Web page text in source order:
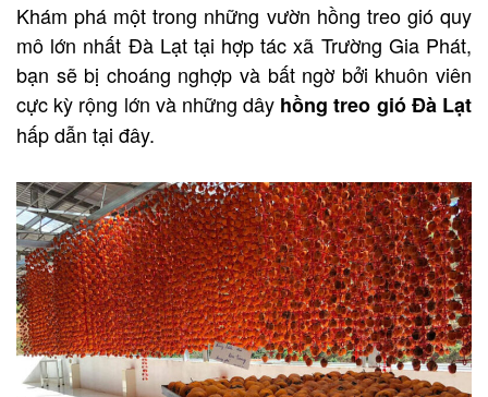
Khám phá một trong những vườn hồng treo gió quy
mô lớn nhất Đà Lạt tại hợp tác xã Trường Gia Phát,
bạn sẽ bị choáng nghợp và bất ngờ bởi khuôn viên
cực kỳ rộng lớn và những dây hồng treo gió Đà Lạt
hấp dẫn tại đây.